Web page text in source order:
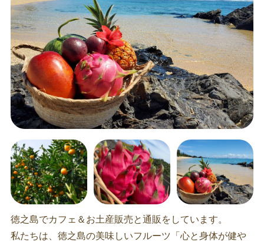
徳之島でカフェ＆お土産販売と通販をしています。
私たちは、徳之島の美味しいフルーツ「心と身体が健や